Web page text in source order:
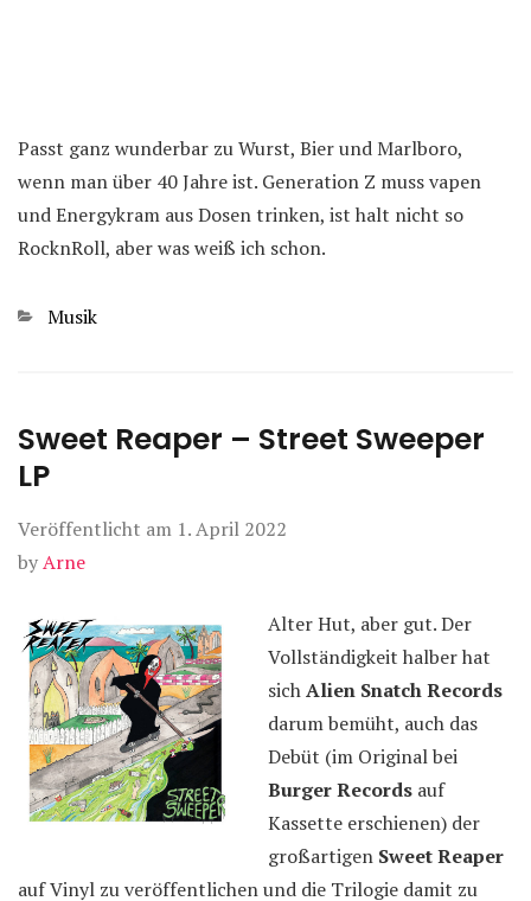
Passt ganz wunderbar zu Wurst, Bier und Marlboro,
wenn man über 40 Jahre ist. Generation Z muss vapen
und Energykram aus Dosen trinken, ist halt nicht so
RocknRoll, aber was weiß ich schon.
Kategorien
Musik
Sweet Reaper – Street Sweeper
LP
Veröffentlicht am 1. April 2022
byArne
Alter Hut, aber gut. Der
Vollständigkeit halber hat
sichAlien Snatch Records
darum bemüht, auch das
Debüt (im Original bei
Burger Records auf
Kassette erschienen) der
großartigen Sweet Reaper
auf Vinyl zu veröffentlichen und die Trilogie damit zu